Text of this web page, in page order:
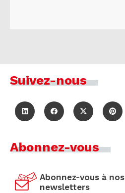
Suivez-nous
Abonnez-vous
Abonnez-vous à nos
newsletters